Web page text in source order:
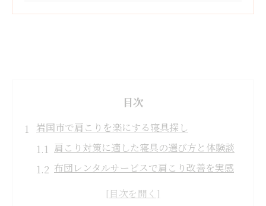
目次
岩国市で肩こりを楽にする寝具探し
肩こり対策に適した寝具の選び方と体験談
布団レンタルサービスで肩こり改善を実感